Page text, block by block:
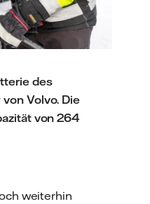
des
Volvo. Die
von 264
weiterhin